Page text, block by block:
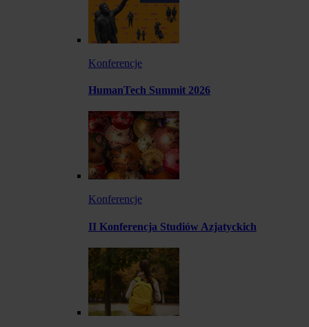
Konferencje
HumanTech Summit 2026
Konferencje
II Konferencja Studiów Azjatyckich